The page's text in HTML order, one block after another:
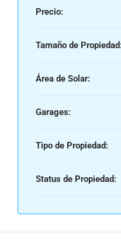
Precio:
Tamaño de Propiedad:
Área de Solar:
Garages:
Tipo de Propiedad:
Status de Propiedad: